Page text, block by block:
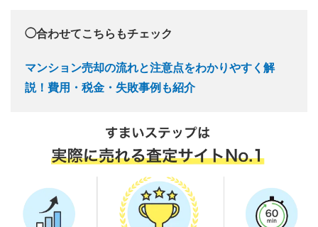
◯合わせてこちらもチェック
マンション売却の流れと注意点をわかりやすく解
説！費用・税金・失敗事例も紹介